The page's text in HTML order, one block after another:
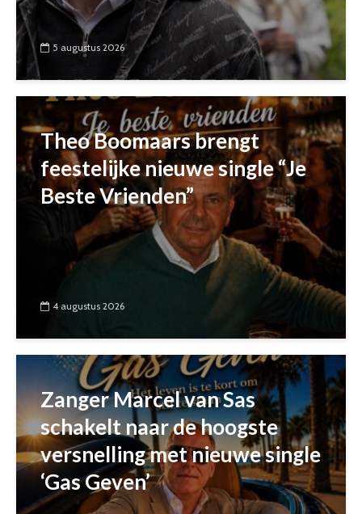
5 augustus 2026
Theo Boomaars brengt
feestelijke nieuwe single “Je
Beste Vrienden”
4 augustus 2026
Zanger Marcel van Sas
schakelt naar de hoogste
versnelling met nieuwe single
‘Gas Geven’